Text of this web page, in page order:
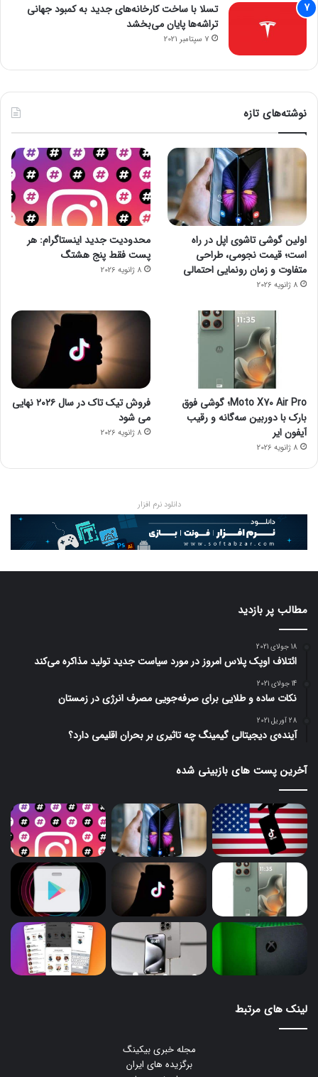
تسلا با ساخت کارخانه‌های جدید به کمبود جهانی
تراشه‌ها پایان می‌بخشد
7 سپتامبر 2021
نوشته‌های تازه
اولین گوشی تاشوی اپل در راه
است؛ قیمت نجومی، طراحی
متفاوت و زمان رونمایی احتمالی
8 ژانویه 2026
محدودیت جدید اینستاگرام: هر
پست فقط پنج هشتگ
8 ژانویه 2026
Moto X70 Air Pro؛ گوشی فوق
بارک با دوربین سه‌گانه و رقیب
آیفون ایر
8 ژانویه 2026
فروش تیک تاک در سال ۲۰۲۶ نهایی
می شود
8 ژانویه 2026
دانلود نرم افزار
مطالب پر بازدید
18 جولای 2021
ائتلاف اوپک پلاس امروز در مورد سیاست جدید تولید مذاکره می‌کند
14 جولای 2021
نکات ساده و طلایی برای صرفه‌جویی مصرف انرژی در زمستان
28 آوریل 2021
آینده‌ی دیجیتالی گیمینگ چه تاثیری بر بحران اقلیمی دارد؟
آخرین پست های بازبینی شده
لینک های مرتبط
مجله خبری بیکینگ
برگزیده های ایران